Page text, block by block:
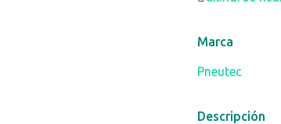
Marca
Pneutec
Descripción